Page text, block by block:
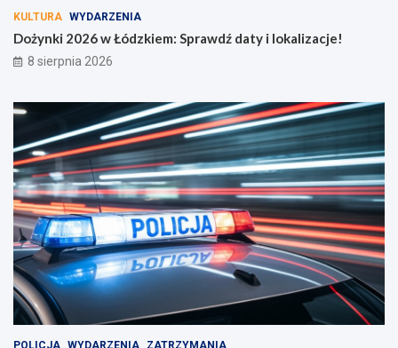
KULTURA WYDARZENIA
Dożynki 2026 w Łódzkiem: Sprawdź daty i lokalizacje!
8 sierpnia 2026
POLICJA WYDARZENIA ZATRZYMANIA